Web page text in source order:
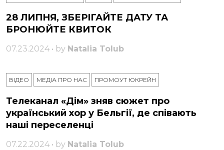
28 ЛИПНЯ, ЗБЕРІГАЙТЕ ДАТУ ТА
БРОНЮЙТЕ КВИТОК
07.23.2024 • by Natalia Tolub
ВІДЕО МЕДІА ПРО НАС ПРОМОУТ ЮКРЕЙН
Телеканал «Дім» зняв сюжет про
український хор у Бельгії, де співають
наші переселенці
07.22.2024 • by Natalia Tolub